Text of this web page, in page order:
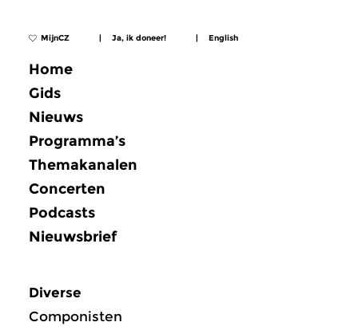
MijnCZ | Ja, ik doneer! | English
Home
Gids
Nieuws
Programma’s
Themakanalen
Concerten
Podcasts
Nieuwsbrief
Diverse
Componisten